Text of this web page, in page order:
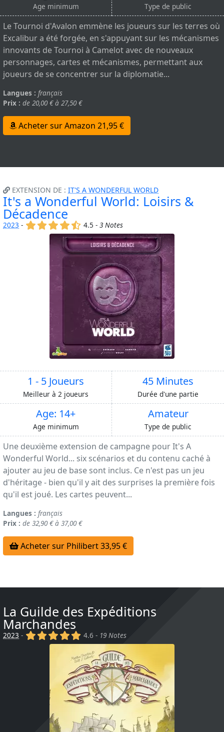
Age minimum Type de public
Le Tournoi d'Avalon emmène les joueurs sur les terres où
Excalibur a été forgée, en s'appuyant sur les mécanismes
innovants de Tournoi à Camelot avec de nouveaux
personnages, cartes et mécanismes, permettant aux
joueurs de se concentrer sur la diplomatie...
Langues : français
Prix : de 20,00 € à 27,50 €
Acheter sur Amazon 21,95 €
EXTENSION DE : IT'S A WONDERFUL WORLD
It's a Wonderful World: Loisirs &
Décadence
2023 - (x) (x) (x) (x) (,)
4.5 -3 Notes
1 - 5 Joueurs
Meilleur à 2 joueurs
45 Minutes
Durée d'une partie
Age: 14+
Age minimum
Amateur
Type de public
Une deuxième extension de campagne pour It's A
Wonderful World... six scénarios et du contenu caché à
ajouter au jeu de base sont inclus. Ce n'est pas un jeu
d'héritage - bien qu'il y ait des surprises la première fois
qu'il est joué. Les cartes peuvent...
Langues : français
Prix : de 32,90 € à 37,00 €
Acheter sur Philibert 33,95 €
La Guilde des Expéditions
Marchandes
2023 - (x) (x) (x) (x) (x)
4.6 - 19 Notes